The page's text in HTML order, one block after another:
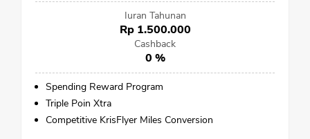
Iuran Tahunan
Rp 1.500.000
Cashback
0 %
Spending Reward Program
Triple Poin Xtra
Competitive KrisFlyer Miles Conversion